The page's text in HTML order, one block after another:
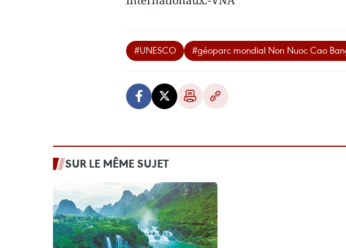
#UNESCO #géoparc mondial Non Nuoc Cao
SUR LE MÊME SUJET